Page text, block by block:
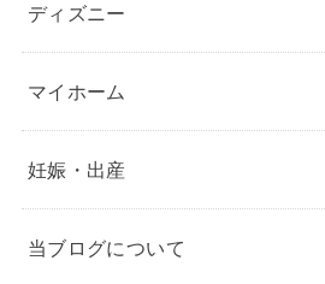
ディズニー
マイホーム
妊娠・出産
当ブログについて